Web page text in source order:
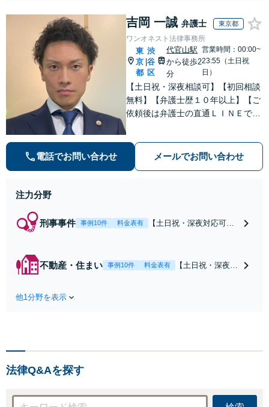
吉岡 一誠 弁護士 東京都
ワンオネスト法律事務所
東
京
都
|
渋
谷
区
代官山駅
から徒歩2
分
営業時間：00:00~
23:55（土日祝
日）
【土日祝・深夜相談可】【初回相談
無料】【弁護士歴１０年以上】【ご
依頼後は弁護士の直通ＬＩＮＥでい
ル・ナイトワークトラブルに注力】
電話でお問い合わせ メールでお問い合わせ
注力分野
刑事事件 事例10件 料金表有
【土日祝・深夜対応可】
起訴を目指します。逮捕
勾留されている場合、首
不動産・住まい 事例10件 料金表有
【土日祝・深夜相
可能【初回相談無
他1分野を表示
法律Q&Aを探す